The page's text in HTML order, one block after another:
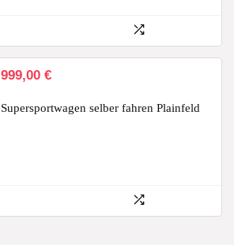
999,00 €
Supersportwagen selber fahren Plainfeld